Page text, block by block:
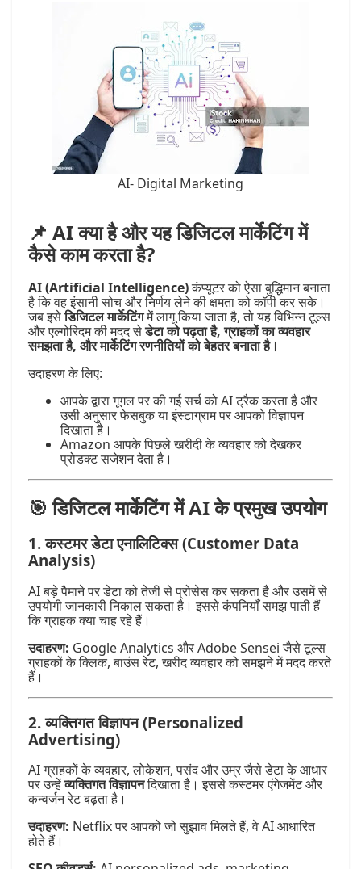
AI- Digital Marketing
📌 AI क्या है और यह डिजिटल मार्केटिंग में
कैसे काम करता है?
AI (Artificial Intelligence)कंप्यूटर को ऐसा बुद्धिमान बनाता
है कि वह इंसानी सोच और निर्णय लेने की क्षमता को कॉपी कर सके।
जब इसेडिजिटल मार्केटिंगमें लागू किया जाता है, तो यह विभिन्न टूल्स
और एल्गोरिदम की मदद सेडेटा को पढ़ता है, ग्राहकों का व्यवहार
समझता है, और मार्केटिंग रणनीतियों को बेहतर बनाता है।
उदाहरण के लिए:
आपके द्वारा गूगल पर की गई सर्च को AI ट्रैक करता है और
उसी अनुसार फेसबुक या इंस्टाग्राम पर आपको विज्ञापन
दिखाता है।
Amazon आपके पिछले खरीदी के व्यवहार को देखकर
प्रोडक्ट सजेशन देता है।
🎯 डिजिटल मार्केटिंग में AI के प्रमुख उपयोग
1.कस्टमर डेटा एनालिटिक्स (Customer Data
Analysis)
AI बड़े पैमाने पर डेटा को तेजी से प्रोसेस कर सकता है और उसमें से
उपयोगी जानकारी निकाल सकता है। इससे कंपनियाँ समझ पाती हैं
कि ग्राहक क्या चाह रहे हैं।
उदाहरण: Google Analytics और Adobe Sensei जैसे टूल्स
ग्राहकों के क्लिक, बाउंस रेट, खरीद व्यवहार को समझने में मदद करते
हैं।
2.व्यक्तिगत विज्ञापन (Personalized
Advertising)
AI ग्राहकों के व्यवहार, लोकेशन, पसंद और उम्र जैसे डेटा के आधार
पर उन्हेंव्यक्तिगत विज्ञापनदिखाता है। इससे कस्टमर एंगेजमेंट और
कन्वर्जन रेट बढ़ता है।
उदाहरण: Netflix पर आपको जो सुझाव मिलते हैं, वे AI आधारित
होते हैं।